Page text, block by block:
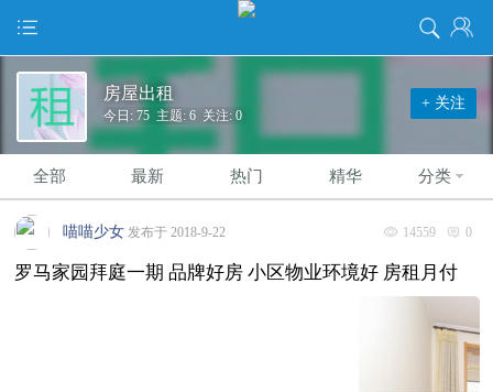
+ 关注
房屋出租
今日: 75 主题: 6 关注: 0
全部 最新 热门 精华 分类
14559 0
喵喵少女 发布于 2018-9-22
罗马家园拜庭一期 品牌好房 小区物业环境好 房租月付